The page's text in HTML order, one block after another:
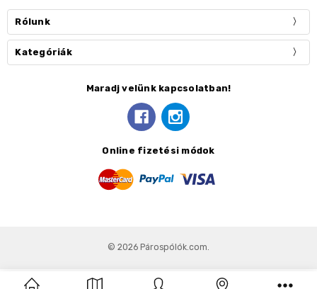
Rólunk
Kategóriák
Maradj velünk kapcsolatban!
Online fizetési módok
© 2026 Párospólók.com.